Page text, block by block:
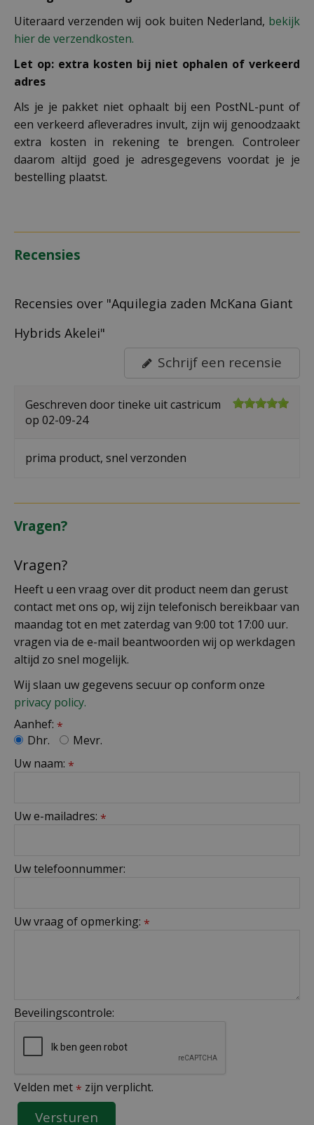
Uiteraard verzenden wij ook buiten Nederland, bekijk
hier de verzendkosten.
Let op: extra kosten bij niet ophalen of verkeerd
adres
Als je je pakket niet ophaalt bij een PostNL-punt of
een verkeerd afleveradres invult, zijn wij genoodzaakt
extra kosten in rekening te brengen. Controleer
daarom altijd goed je adresgegevens voordat je je
bestelling plaatst.
Recensies
Recensies over "Aquilegia zaden McKana Giant
Hybrids Akelei"
Schrijf een recensie
Geschreven doortineke uit castricum
op 02-09-24
prima product, snel verzonden
Vragen?
Vragen?
Heeft u een vraag over dit product neem dan gerust
contact met ons op, wij zijn telefonisch bereikbaar van
maandag tot en met zaterdag van 9:00 tot 17:00 uur.
vragen via de e-mail beantwoorden wij op werkdagen
altijd zo snel mogelijk.
Wij slaan uw gegevens secuur op conform onze
privacy policy.
Aanhef: *
Dhr.
Mevr.
Uw naam: *
Uw e-mailadres: *
Uw telefoonnummer:
Uw vraag of opmerking: *
Beveilingscontrole:
Velden met * zijn verplicht.